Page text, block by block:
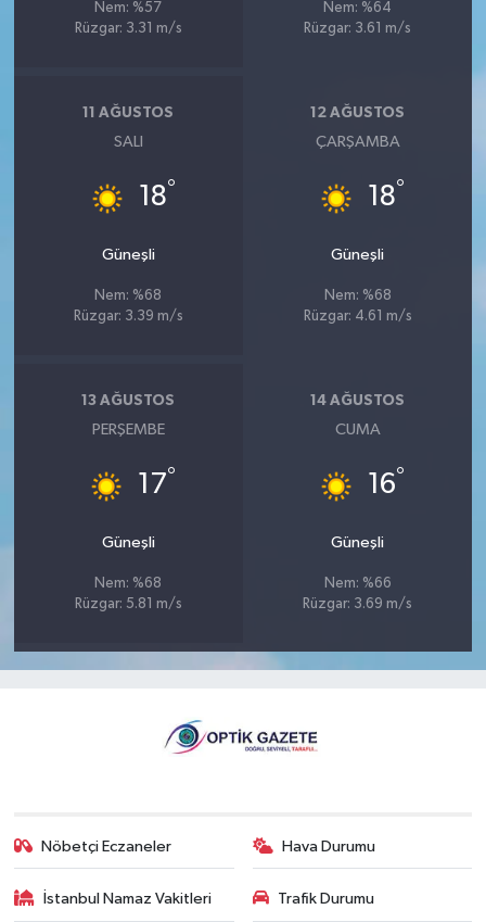
Nem: %57
Rüzgar: 3.31 m/s
Nem: %64
Rüzgar: 3.61 m/s
11 AĞUSTOS
SALI
18°
Güneşli
Nem: %68
Rüzgar: 3.39 m/s
12 AĞUSTOS
ÇARŞAMBA
18°
Güneşli
Nem: %68
Rüzgar: 4.61 m/s
13 AĞUSTOS
PERŞEMBE
17°
Güneşli
Nem: %68
Rüzgar: 5.81 m/s
14 AĞUSTOS
CUMA
16°
Güneşli
Nem: %66
Rüzgar: 3.69 m/s
Nöbetçi Eczaneler Hava Durumu
İstanbul Namaz Vakitleri Trafik Durumu